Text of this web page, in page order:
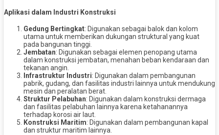
Aplikasi dalam Industri Konstruksi
Gedung Bertingkat: Digunakan sebagai balok dan kolom
utama untuk memberikan dukungan struktural yang kuat
pada bangunan tinggi.
Jembatan: Digunakan sebagai elemen penopang utama
dalam konstruksi jembatan, menahan beban kendaraan dan
tekanan angin.
Infrastruktur Industri: Digunakan dalam pembangunan
pabrik, gudang, dan fasilitas industri lainnya untuk mendukung
mesin dan peralatan berat.
Struktur Pelabuhan: Digunakan dalam konstruksi dermaga
dan fasilitas pelabuhan lainnya karena ketahanannya
terhadap korosi air laut.
Konstruksi Maritim: Digunakan dalam pembangunan kapal
dan struktur maritim lainnya.